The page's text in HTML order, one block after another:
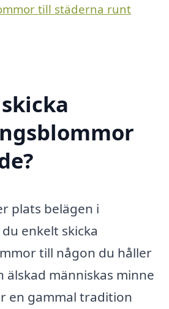
till städerna runt
plats belägen i
enkelt skicka
till någon du håller
älskad människas minne
en gammal tradition